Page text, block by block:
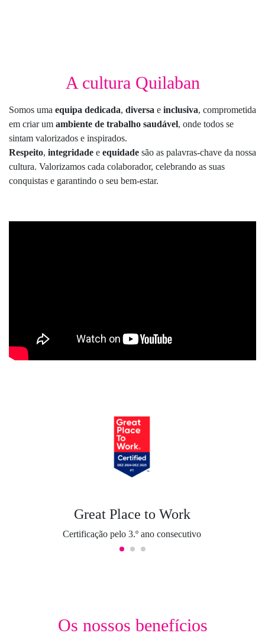
A cultura Quilaban
Somos uma equipa dedicada, diversa e inclusiva, comprometida
em criar um ambiente de trabalho saudável, onde todos se
sintam valorizados e inspirados.
Respeito, integridade e equidade são as palavras-chave da nossa
cultura. Valorizamos cada colaborador, celebrando as suas
conquistas e garantindo o seu bem-estar.
Great Place to Work
Certificação pelo 3.º ano consecutivo
Os nossos benefícios